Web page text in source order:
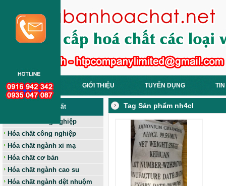
TRANG CHỦ GIỚI THIỆU TUYỂN DỤNG
Các Loại Hoá Chất
Hóa chất nông nghiệp
Hóa chất công nghiệp
Hóa chất ngành xi mạ
Hóa chất cơ bản
Hóa chất ngành cao su
Hóa chất ngành dệt nhuộm
Tag Sản phẩm nh4cl